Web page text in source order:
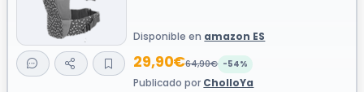
Disponible en amazon ES
29,90€64,90€ -54%
Publicado por CholloYa